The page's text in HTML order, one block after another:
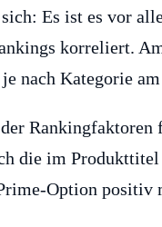
Es ist es vor
korreliert.
nach Kategorie
die im
Option positiv